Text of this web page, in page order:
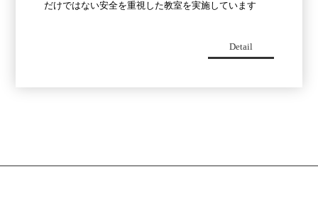
だけではない安全を重視した教室を実施しています
Detail